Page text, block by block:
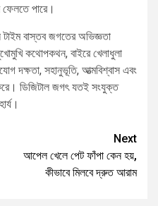
পারে।
টাইম বাস্তব জগতের অভিজ্ঞতা
কথোপকথন, বাইরে খেলাধুলা
দক্ষতা, সহানুভূতি, আত্মবিশ্বাস এবং
করে। ডিজিটাল জগৎ যতই সংযুক্ত
Next
আপেল খেলে পেট ফাঁপা কেন হয়,
কীভাবে মিলবে দ্রুত আরাম